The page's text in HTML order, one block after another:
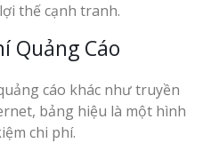
thế cạnh tranh.
Quảng Cáo
cáo khác như truyền
bảng hiệu là một hình
chi phí.